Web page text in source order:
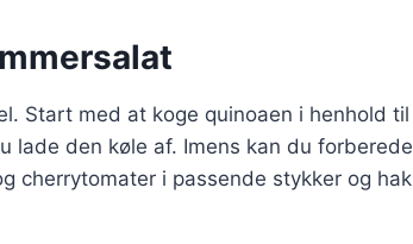
Start med at koge quinoaen i henhold til
lade den køle af. Imens kan du forberede
cherrytomater i passende stykker og hak